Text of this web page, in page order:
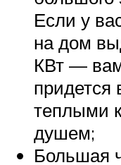
Если у
на дом
КВт —
теплыми
душем;
Большая